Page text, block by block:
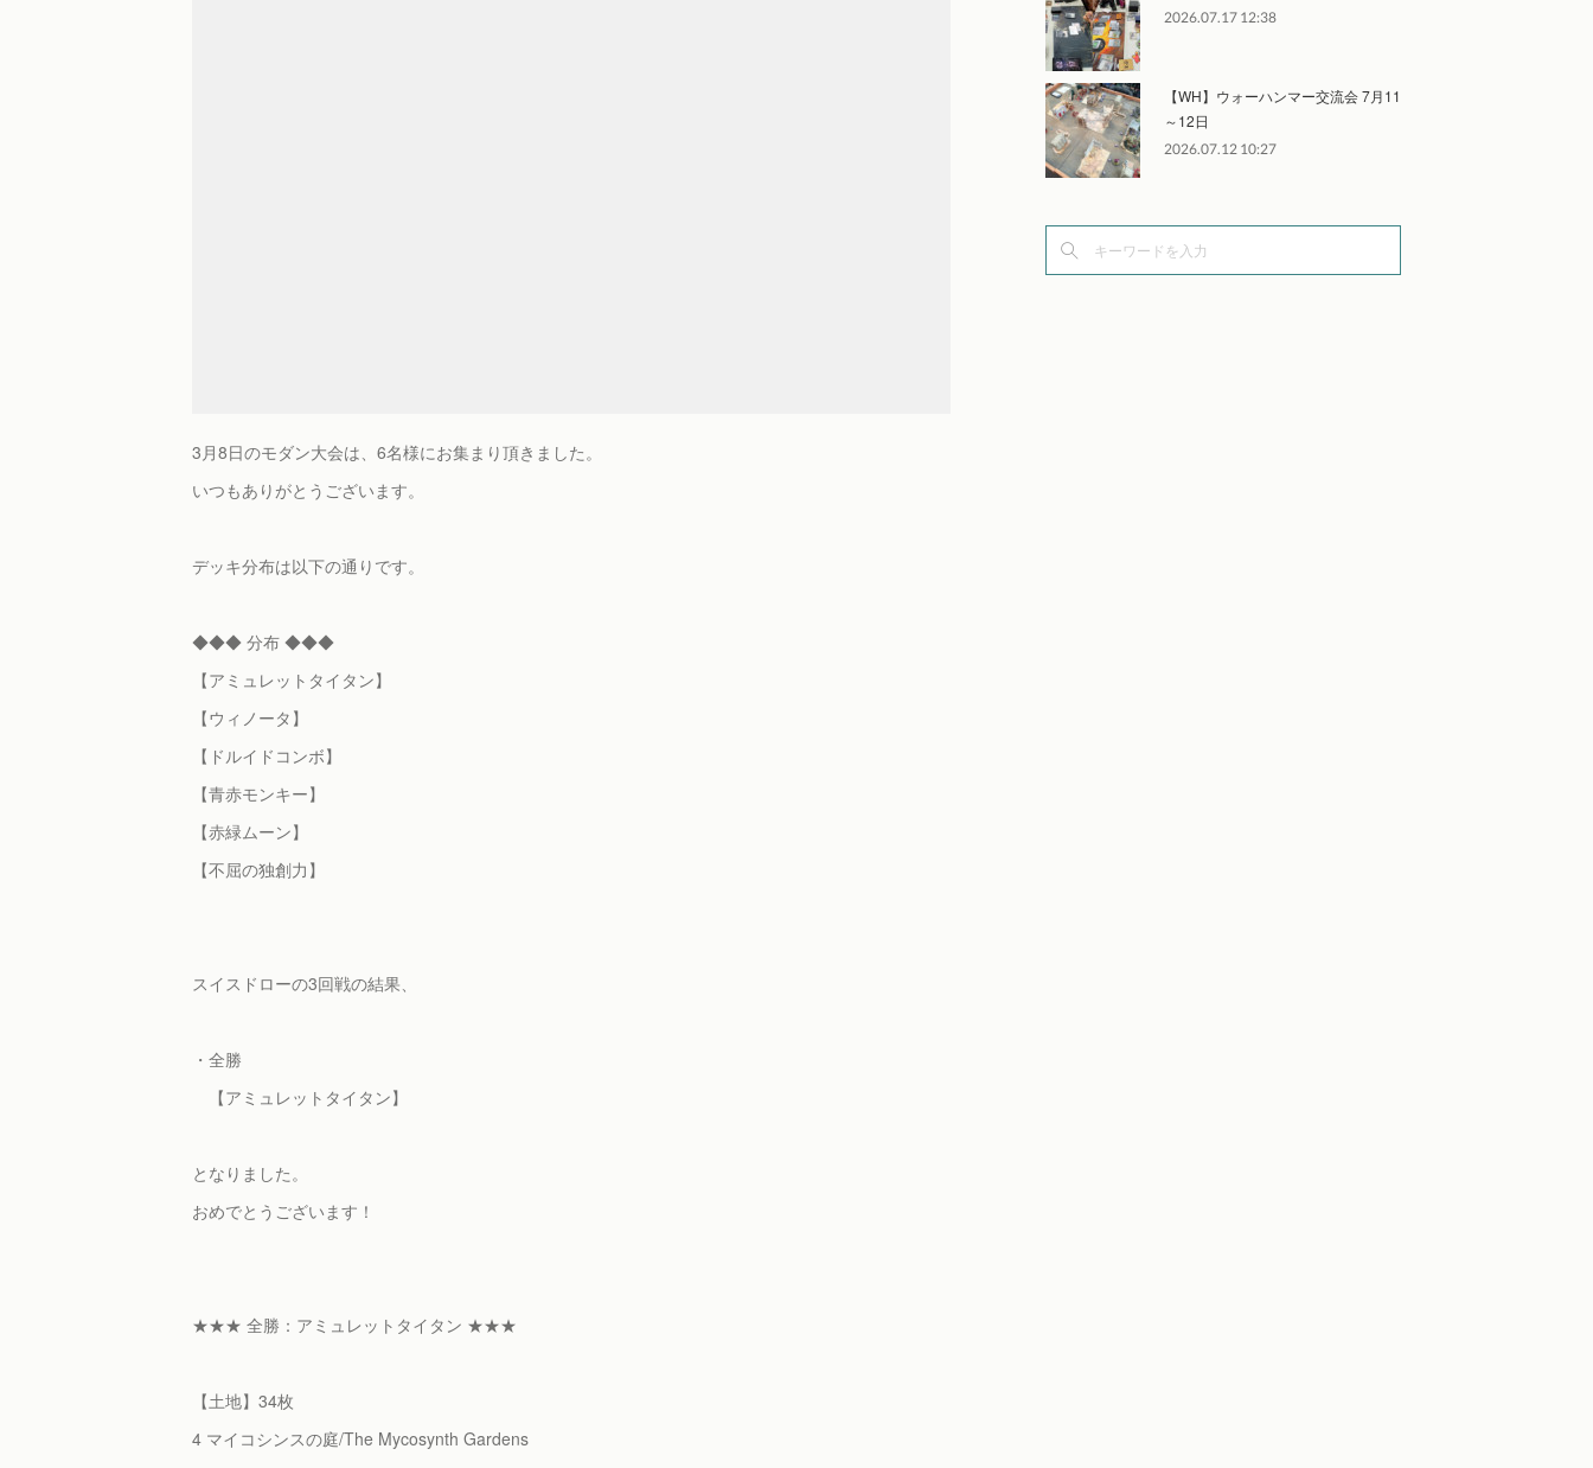
3月8日のモダン大会は、6名様にお集まり頂きました。
いつもありがとうございます。
デッキ分布は以下の通りです。
◆◆◆ 分布 ◆◆◆
【アミュレットタイタン】
【ウィノータ】
【ドルイドコンボ】
【青赤モンキー】
【赤緑ムーン】
【不屈の独創力】
スイスドローの3回戦の結果、
・全勝
【アミュレットタイタン】
となりました。
おめでとうございます！
★★★ 全勝：アミュレットタイタン ★★★
【土地】34枚
4 マイコシンスの庭/The Mycosynth Gardens
2026.07.17 12:38
【WH】ウォーハンマー交流会 7月11
～12日
2026.07.12 10:27